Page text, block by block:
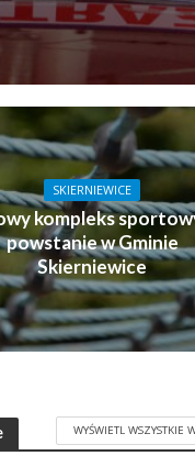
SKIERNIEWICE
kompleks
powstanie w Gminie
Skierniewice
WYŚWIETL WSZYSTKIE